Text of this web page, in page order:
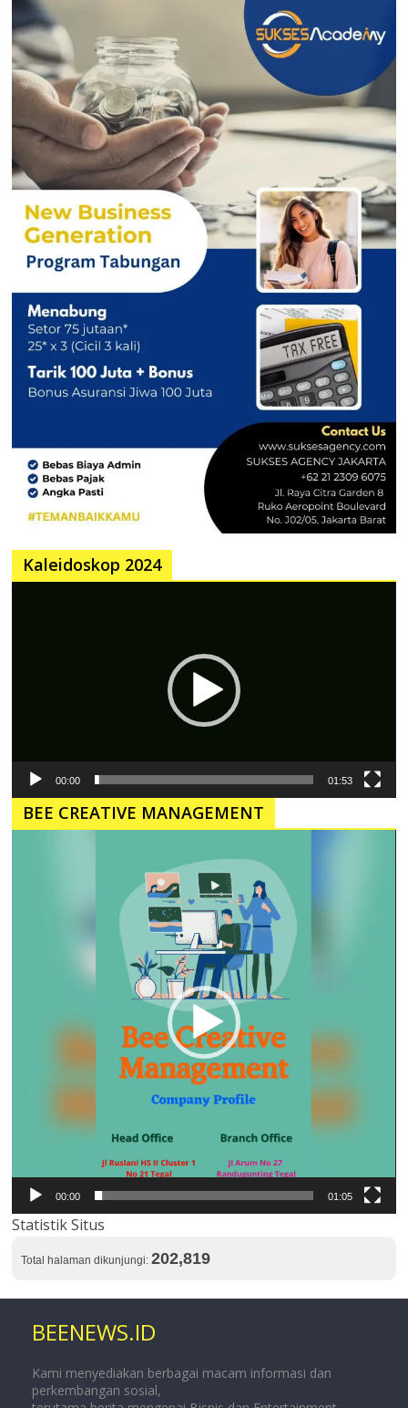
Kaleidoskop 2024
00:00 01:53
BEE CREATIVE MANAGEMENT
00:00 01:05
Statistik Situs
Total halaman dikunjungi:202,819
BEENEWS.ID
Kami menyediakan berbagai macam informasi dan
perkembangan sosial,